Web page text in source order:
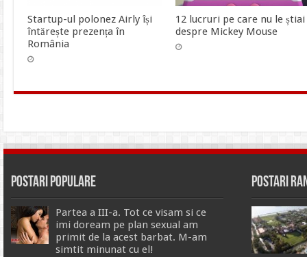
Startup-ul polonez Airly își
întărește prezența în
România
12 lucruri pe care nu le știai
despre Mickey Mouse
Postari Populare
Partea a III-a. Tot ce visam si ce
imi doream pe plan sexual am
primit de la acest barbat. M-am
simtit minunat cu el!
Postari